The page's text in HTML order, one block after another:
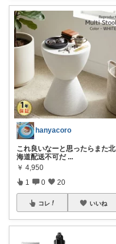
hanyacoro
これ良いなーと思ったらまた北
海道配送不可だ ...
￥ 4,950
1 0 20
コレ いいね